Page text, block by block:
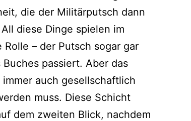
die der Militärputsch dann
diese Dinge spielen im
– der Putsch sogar gar
passiert. Aber das
auch gesellschaftlich
muss. Diese Schicht
dem zweiten Blick, nachdem